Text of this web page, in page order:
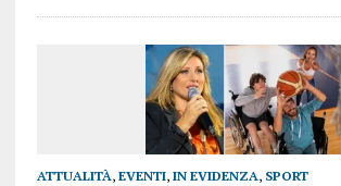
ATTUALITÀ, EVENTI, IN EVIDENZA, SPORT